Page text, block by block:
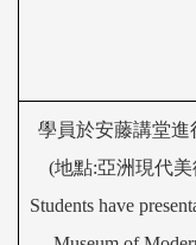
學員於安藤講堂進
(地點:亞洲現代美
Students have